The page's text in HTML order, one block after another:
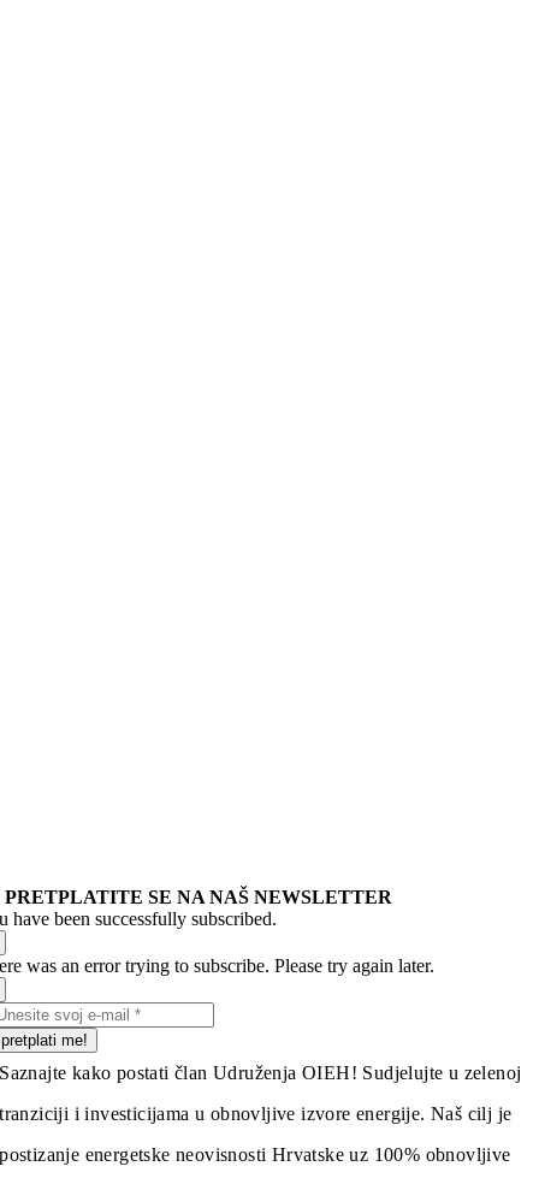
PRETPLATITE SE NA NAŠ NEWSLETTER
have been successfully subscribed.
was an error trying to subscribe. Please try again later.
pretplati me!
Saznajte kako postati član Udruženja OIEH! Sudjelujte u zelenoj
tranziciji i investicijama u obnovljive izvore energije. Naš cilj je
postizanje energetske neovisnosti Hrvatske uz 100% obnovljive